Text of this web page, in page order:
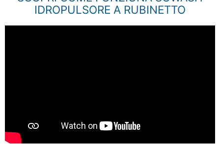
IDROPULSORE A RUBINETTO